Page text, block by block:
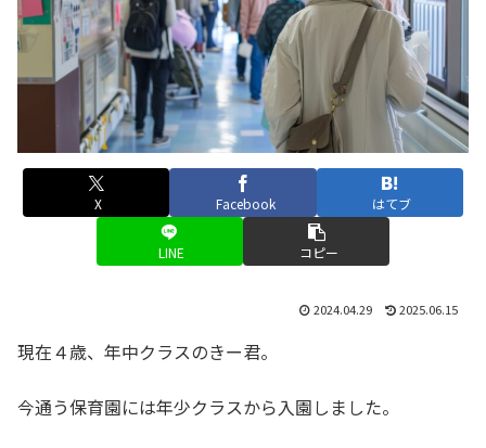
X Facebook はてブ
LINE コピー
2024.04.29 2025.06.15
現在４歳、年中クラスのきー君。
今通う保育園には年少クラスから入園しました。